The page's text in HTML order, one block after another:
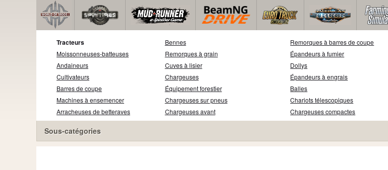
Tracteurs
Moissonneuses-batteuses
Andaineurs
Cultivateurs
Barres de coupe
Machines à ensemencer
Arracheuses de betteraves
Bennes
Remorques à grain
Cuves à lisier
Chargeuses
Équipement forestier
Chargeuses sur pneus
Chargeuses avant
Remorques à barres de coupe
Épandeurs à fumier
Dollys
Épandeurs à engrais
Balles
Chariots télescopiques
Chargeuses compactes
Sous-catégories